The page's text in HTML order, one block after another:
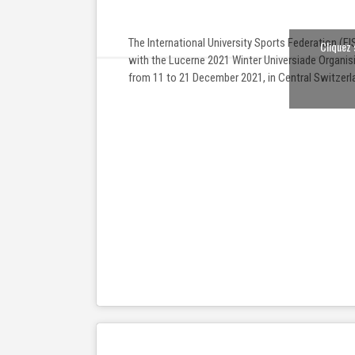
The International University Sports Federation
with the Lucerne 2021 Winter Universiade
from 11 to 21 December 2021, in Central
Cliquez